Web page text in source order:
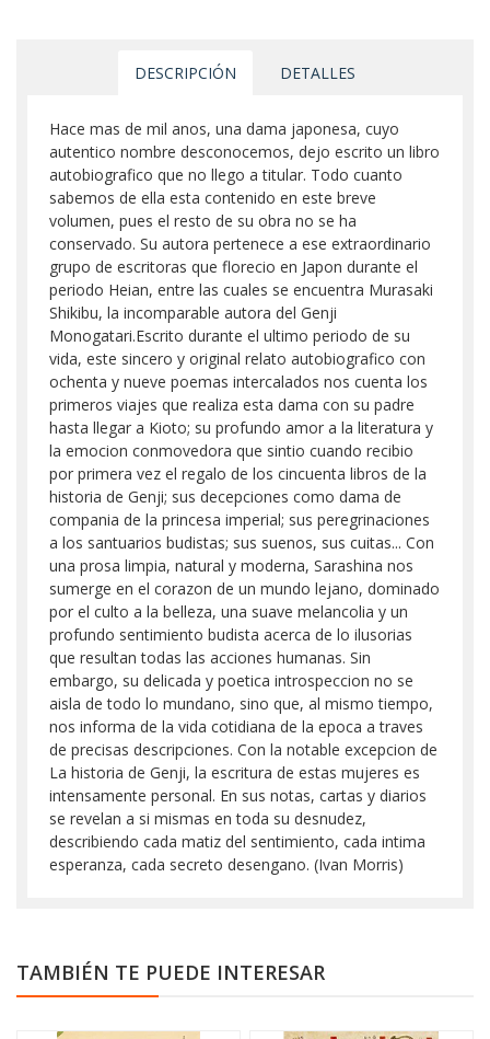
DESCRIPCIÓN DETALLES
Hace mas de mil anos, una dama japonesa, cuyo
autentico nombre desconocemos, dejo escrito un libro
autobiografico que no llego a titular. Todo cuanto
sabemos de ella esta contenido en este breve
volumen, pues el resto de su obra no se ha
conservado. Su autora pertenece a ese extraordinario
grupo de escritoras que florecio en Japon durante el
periodo Heian, entre las cuales se encuentra Murasaki
Shikibu, la incomparable autora del Genji
Monogatari.Escrito durante el ultimo periodo de su
vida, este sincero y original relato autobiografico con
ochenta y nueve poemas intercalados nos cuenta los
primeros viajes que realiza esta dama con su padre
hasta llegar a Kioto; su profundo amor a la literatura y
la emocion conmovedora que sintio cuando recibio
por primera vez el regalo de los cincuenta libros de la
historia de Genji; sus decepciones como dama de
compania de la princesa imperial; sus peregrinaciones
a los santuarios budistas; sus suenos, sus cuitas... Con
una prosa limpia, natural y moderna, Sarashina nos
sumerge en el corazon de un mundo lejano, dominado
por el culto a la belleza, una suave melancolia y un
profundo sentimiento budista acerca de lo ilusorias
que resultan todas las acciones humanas. Sin
embargo, su delicada y poetica introspeccion no se
aisla de todo lo mundano, sino que, al mismo tiempo,
nos informa de la vida cotidiana de la epoca a traves
de precisas descripciones. Con la notable excepcion de
La historia de Genji, la escritura de estas mujeres es
intensamente personal. En sus notas, cartas y diarios
se revelan a si mismas en toda su desnudez,
describiendo cada matiz del sentimiento, cada intima
esperanza, cada secreto desengano. (Ivan Morris)
TAMBIÉN TE PUEDE INTERESAR